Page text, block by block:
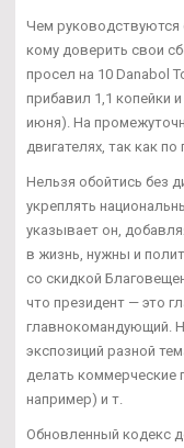
Чем руководствуются
кому доверить свои
просел на 10 Danabol
прибавил 1,1 копейки
июня). На
двигателях, так как
Нельзя обойтись без
укреплять
указывает он,
в жизнь, нужны и
со скидкой
что президент — это
главнокомандующий.
экспозиций разной
делать коммерческие
например) и т.
Обновленный кодекс